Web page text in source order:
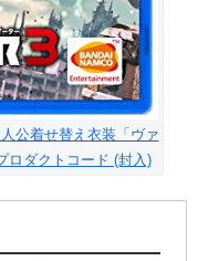
公着せ替え衣装「ヴァ
ロダクトコード (封入)